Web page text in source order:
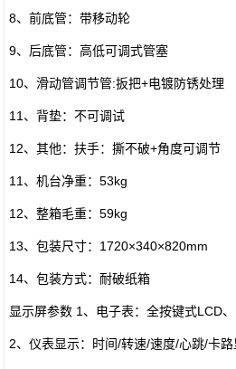
8、前底管：带移动轮
9、后底管：高低可调式管塞
10、滑动管调节管:扳把+电镀防锈处理
11、背垫：不可调试
12、其他：扶手：撕不破+角度可调节
11、机台净重：53kg
12、整箱毛重：59kg
13、包装尺寸：1720×340×820mm
14、包装方式：耐破纸箱
显示屏参数 1、电子表：全按键式LCD
2、仪表显示：时间/转速/速度/心跳/卡